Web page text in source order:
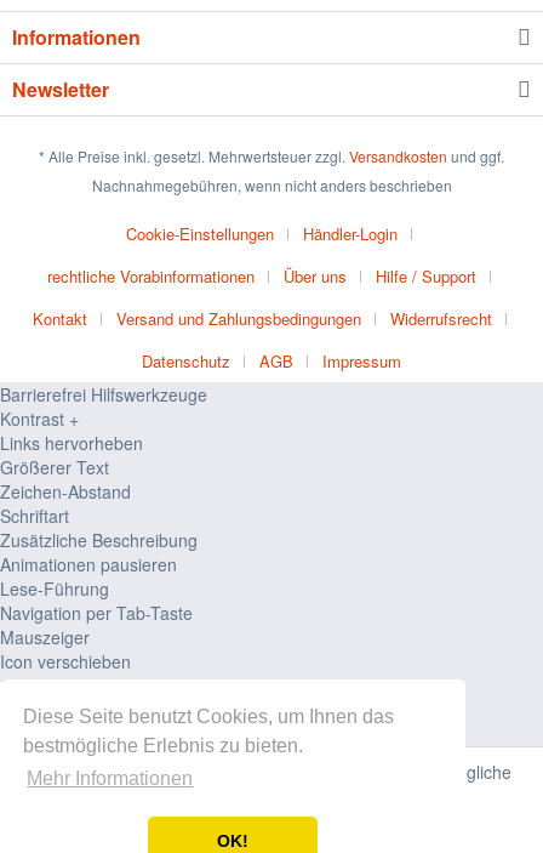
Diese Seite benutzt Cookies, um Ihnen das
bestmögliche Erlebnis zu bieten.
Mehr Informationen
OK!
Informationen
Newsletter
* Alle Preise inkl. gesetzl. Mehrwertsteuer zzgl. Versandkosten und ggf.
Nachnahmegebühren, wenn nicht anders beschrieben
Cookie-Einstellungen
Händler-Login
rechtliche Vorabinformationen
Über uns
Hilfe / Support
Kontakt
Versand und Zahlungsbedingungen
Widerrufsrecht
Datenschutz
AGB Impressum
Diese Website verwendet Cookies, um Ihnen die bestmögliche
Barrierefrei Hilfswerkzeuge
Kontrast +
Links hervorheben
Größerer Text
Zeichen-Abstand
Schriftart
Zusätzliche Beschreibung
Animationen pausieren
Lese-Führung
Navigation per Tab-Taste
Mauszeiger
Icon verschieben
Seiten-Struktur
Zurücksetzen
powered by designverign